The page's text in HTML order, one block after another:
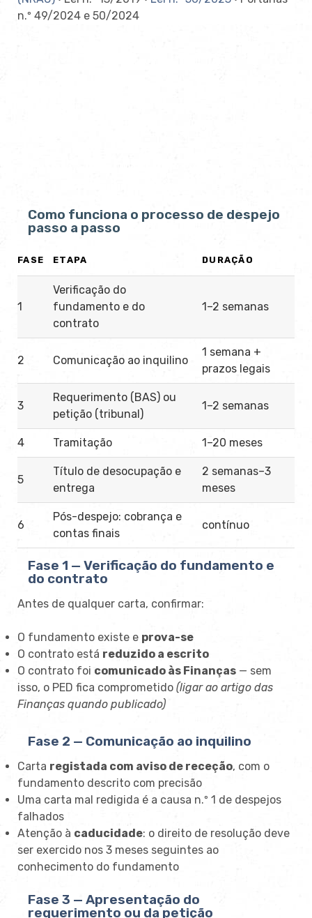
n.º 49/2024 e 50/2024
Como funciona o processo de despejo
passo a passo
FASE ETAPA DURAÇÃO
1
Verificação do
fundamento e do
contrato
1–2 semanas
2 Comunicação ao inquilino
1 semana +
prazos legais
3
Requerimento (BAS) ou
petição (tribunal)
1–2 semanas
4 Tramitação 1–20 meses
5
Título de desocupação e
entrega
2 semanas–3
meses
6
Pós-despejo: cobrança e
contas finais
contínuo
Fase 1 — Verificação do fundamento e
do contrato
Antes de qualquer carta, confirmar:
O fundamento existe e prova-se
O contrato está reduzido a escrito
O contrato foi comunicado às Finanças — sem
isso, o PED fica comprometido (ligar ao artigo das
Finanças quando publicado)
Fase 2 — Comunicação ao inquilino
Carta registada com aviso de receção, com o
fundamento descrito com precisão
Uma carta mal redigida é a causa n.º 1 de despejos
falhados
Atenção à caducidade: o direito de resolução deve
ser exercido nos 3 meses seguintes ao
conhecimento do fundamento
Fase 3 — Apresentação do
requerimento ou da petição